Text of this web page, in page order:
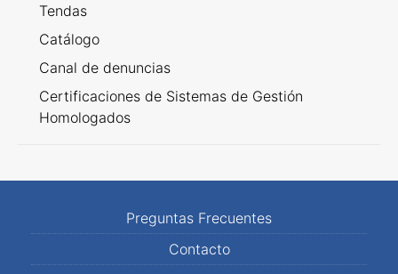
Tendas
Catálogo
Canal de denuncias
Certificaciones de Sistemas de Gestión
Homologados
Preguntas Frecuentes
Contacto